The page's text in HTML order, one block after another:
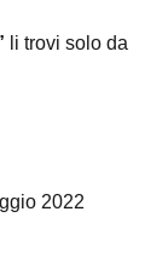
li trovi solo da
2022